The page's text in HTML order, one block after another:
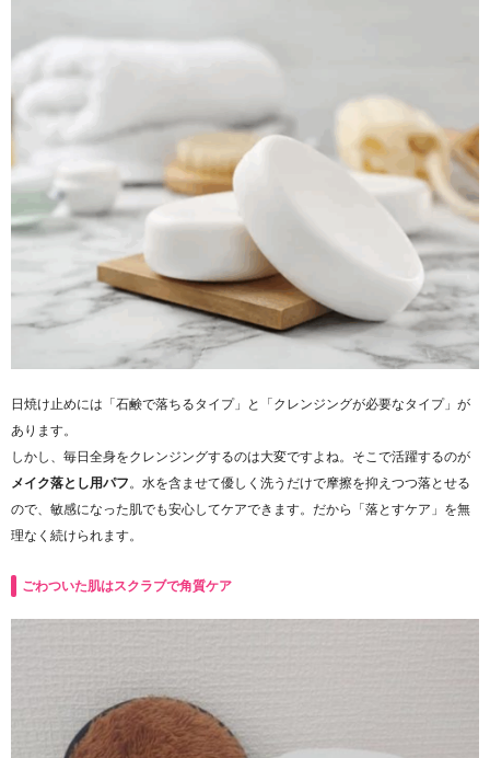
日焼け止めには「石鹸で落ちるタイプ」と「クレンジングが必要なタイプ」が
あります。
しかし、毎日全身をクレンジングするのは大変ですよね。そこで活躍するのが
メイク落とし用パフ 。水を含ませて優しく洗うだけで摩擦を抑えつつ落とせる
ので、敏感になった肌でも安心してケアできます。だから「落とすケア」を無
理なく続けられます。
ごわついた肌はスクラブで角質ケア